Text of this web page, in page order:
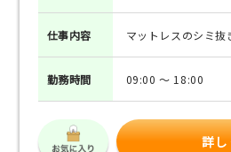
仕事内容 マットレスのシミ
勤務時間 09:00 ～ 18:00
詳